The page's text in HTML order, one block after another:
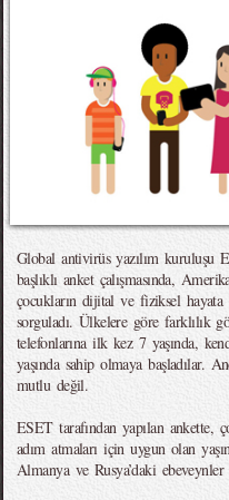
Global antivirüs yazılım
başlıklı anket çalışmasında,
çocukların dijital ve fiziksel hayata
sorguladı. Ülkelere göre farklılık
telefonlarına ilk kez 7 yaşında,
yaşında sahip olmaya başladılar.
mutlu değil.
ESET tarafından yapılan
adım atmaları için uygun olan
Almanya ve Rusya’daki ebeveynler